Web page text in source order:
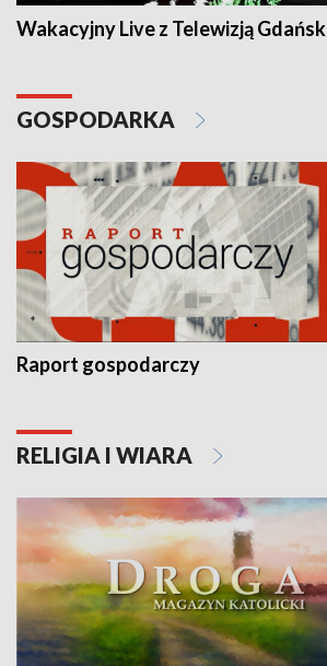
Wakacyjny Live z Telewizją Gdańsk
GOSPODARKA
Raport gospodarczy
RELIGIA I WIARA